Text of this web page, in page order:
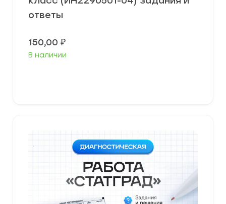
ответы
150,00 ₽
В наличии